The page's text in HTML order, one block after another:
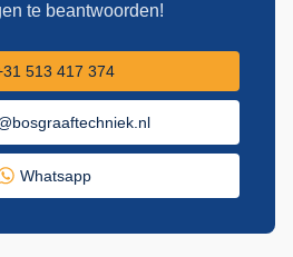
te beantwoorden!
513 417 374
Whatsapp